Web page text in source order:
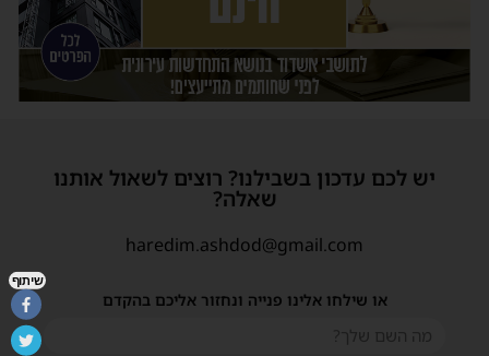
יש לכם עדכון בשבילנו? רוצים לשאול אותנו
שאלה?
haredim.ashdod@gmail.com
או שילחו אלינו פנייה ונחזור אליכם בהקדם
שיתוף